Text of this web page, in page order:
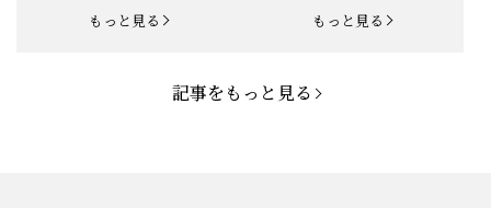
お知らせ 2025.4.28 「母の日企画」開催中！
もっと見る もっと見る
記事をもっと見る